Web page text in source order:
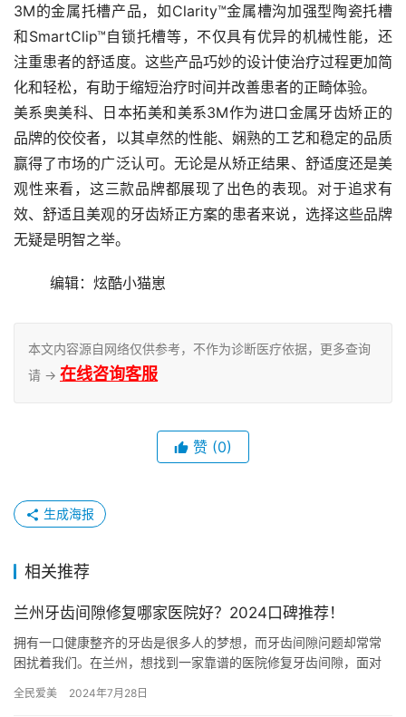
3M的金属托槽产品，如Clarity™金属槽沟加强型陶瓷托槽
和SmartClip™自锁托槽等，不仅具有优异的机械性能，还
注重患者的舒适度。这些产品巧妙的设计使治疗过程更加简
化和轻松，有助于缩短治疗时间并改善患者的正畸体验。
美系奥美科、日本拓美和美系3M作为进口金属牙齿矫正的
品牌的佼佼者，以其卓然的性能、娴熟的工艺和稳定的品质
赢得了市场的广泛认可。无论是从矫正结果、舒适度还是美
观性来看，这三款品牌都展现了出色的表现。对于追求有
效、舒适且美观的牙齿矫正方案的患者来说，选择这些品牌
无疑是明智之举。
	编辑：炫酷小猫崽
本文内容源自网络仅供参考，不作为诊断医疗依据，更多查询
请 → 在线咨询客服
赞 (0)
生成海报
相关推荐
兰州牙齿间隙修复哪家医院好？2024口碑推荐！
拥有一口健康整齐的牙齿是很多人的梦想，而牙齿间隙问题却常常
困扰着我们。在兰州，想找到一家靠谱的医院修复牙齿间隙，面对
好的口…
全民爱美 2024年7月28日